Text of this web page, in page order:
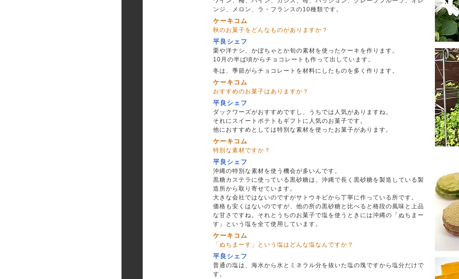
ンジ、メロン、ラ・フランスの10種類です。
ケーキコム
秋のお菓子をどんなものがありますか？
平良シェフ
栗や洋ナシ、かぼちゃとか旬の素材を使ったケーキを作ります。
10月の半ば頃からチョコレートも作って出しています。
冬は、季節がらチョコレートを材料にしたものを多く作ります。
ケーキコム
おすすめのお菓子はありますか？
平良シェフ
ダックワーズがおすすめですし、うちでは人気がありますね。
それにスイートポテトもギフトに人気のお菓子です。
他におすすめとしては特別な素材を使ったお菓子があります。
ケーキコム
特別な素材ですか？
平良シェフ
沖縄の特別な素材を使う機会が多いんです。
黒糖カステラに使っている黒砂糖は、沖縄で長く黒砂糖を製造している製
造所から取り寄せています。
大きな会社ではないのですがサトウキビから丁寧に作っている所です。
価格も安くはないのですが、他の所の黒砂糖と比べると格段の風味と上品
な甘さですね。それとうちのお菓子で塩を使うときには沖縄の「ぬちまー
す」という塩を全て使用しています。
ケーキコム
「ぬちまーす」という塩はどんな塩なんですか？
平良シェフ
普通の塩は、海水から水とミネラル分を抜いた塩の塊ですから塩分だけで
す。